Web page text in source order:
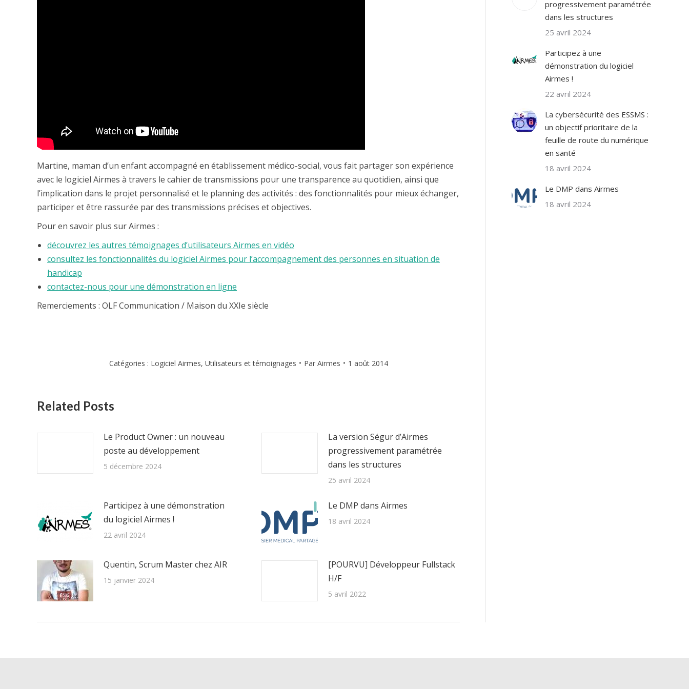
Martine, maman d’un enfant accompagné en établissement médico-social, vous fait partager son expérience
avec le logiciel Airmes à travers le cahier de transmissions pour une transparence au quotidien, ainsi que
l’implication dans le projet personnalisé et le planning des activités : des fonctionnalités pour mieux échanger,
participer et être rassurée par des transmissions précises et objectives.
Pour en savoir plus sur Airmes :
découvrez les autres témoignages d’utilisateurs Airmes en vidéo
consultez les fonctionnalités du logiciel Airmes pour l’accompagnement des personnes en situation de
handicap
contactez-nous pour une démonstration en ligne
Remerciements : OLF Communication / Maison du XXIe siècle
Catégories : Logiciel Airmes, Utilisateurs et témoignages Par Airmes 1 août 2014
Related Posts
Le Product Owner : un nouveau
poste au développement
5 décembre 2024
La version Ségur d’Airmes
progressivement paramétrée
dans les structures
25 avril 2024
Participez à une démonstration
du logiciel Airmes !
22 avril 2024
Le DMP dans Airmes
18 avril 2024
Quentin, Scrum Master chez AIR
15 janvier 2024
[POURVU] Développeur Fullstack
H/F
5 avril 2022
progressivement paramétrée
dans les structures
25 avril 2024
Participez à une
démonstration du logiciel
Airmes !
22 avril 2024
La cybersécurité des ESSMS :
un objectif prioritaire de la
feuille de route du numérique
en santé
18 avril 2024
Le DMP dans Airmes
18 avril 2024